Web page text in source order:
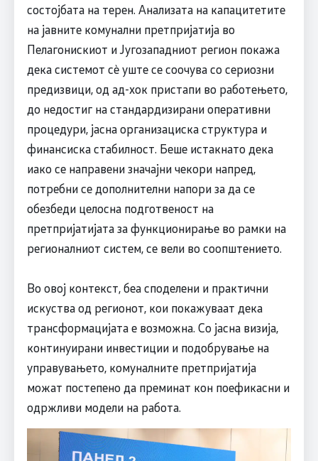
состојбата на терен. Анализата на капацитетите
на јавните комунални претпријатија во
Пелагонискиот и Југозападниот регион покажа
дека системот сè уште се соочува со сериозни
предизвици, од ад-хок пристапи во работењето,
до недостиг на стандардизирани оперативни
процедури, јасна организациска структура и
финансиска стабилност. Беше истакнато дека
иако се направени значајни чекори напред,
потребни се дополнителни напори за да се
обезбеди целосна подготвеност на
претпријатијата за функционирање во рамки на
регионалниот систем, се вели во соопштението.
Во овој контекст, беа споделени и практични
искуства од регионот, кои покажуваат дека
трансформацијата е возможна. Со јасна визија,
континуирани инвестиции и подобрување на
управувањето, комуналните претпријатија
можат постепено да преминат кон поефикасни и
одржливи модели на работа.